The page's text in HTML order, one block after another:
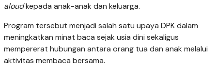
aloudkepada anak-anak dan keluarga.
Program tersebut menjadi salah satu upaya DPK dalam
meningkatkan minat baca sejak usia dini sekaligus
mempererat hubungan antara orang tua dan anak melalui
aktivitas membaca bersama.